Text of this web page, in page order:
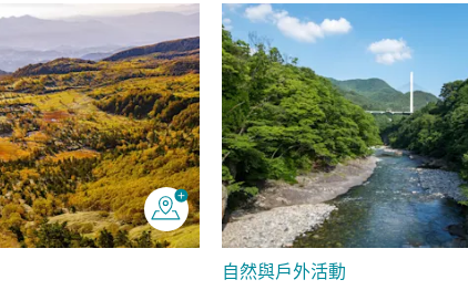
自然與戶外活動